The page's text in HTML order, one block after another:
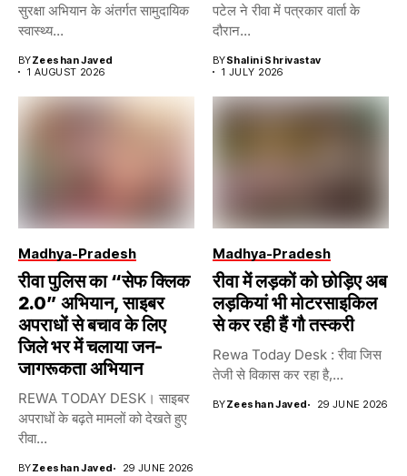
सुरक्षा अभियान के अंतर्गत सामुदायिक
स्वास्थ्य...
BYZeeshan Javed
1 AUGUST 2026
पटेल ने रीवा में पत्रकार वार्ता के
दौरान...
BYShalini Shrivastav
1 JULY 2026
Madhya-Pradesh
रीवा पुलिस का “सेफ क्लिक
2.0” अभियान, साइबर
अपराधों से बचाव के लिए
जिले भर में चलाया जन-
जागरूकता अभियान
REWA TODAY DESK। साइबर
अपराधों के बढ़ते मामलों को देखते हुए
रीवा...
BYZeeshan Javed 29 JUNE 2026
Madhya-Pradesh
रीवा में लड़कों को छोड़िए अब
लड़कियां भी मोटरसाइकिल
से कर रही हैं गौ तस्करी
Rewa Today Desk : रीवा जिस
तेजी से विकास कर रहा है,...
BYZeeshan Javed 29 JUNE 2026